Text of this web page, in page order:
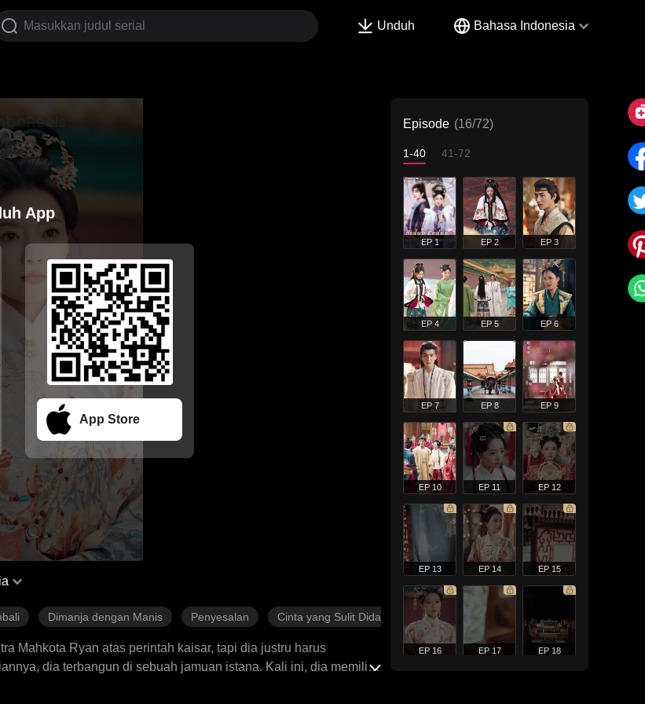
Unduh Bahasa Indonesia
App
App Store
Dimanja dengan Manis Penyesalan Cinta yang Sulit Didapatkan
Mahkota Ryan atas perintah kaisar, tapi dia justru harus
dia terbangun di sebuah jamuan istana. Kali ini, dia memilih
Episode (16/72)
1-40 41-72
EP 1 EP 2 EP 3
EP 4 EP 5 EP 6
EP 7 EP 8 EP 9
EP 10 EP 11 EP 12
EP 13 EP 14 EP 15
EP 16 EP 17 EP 18